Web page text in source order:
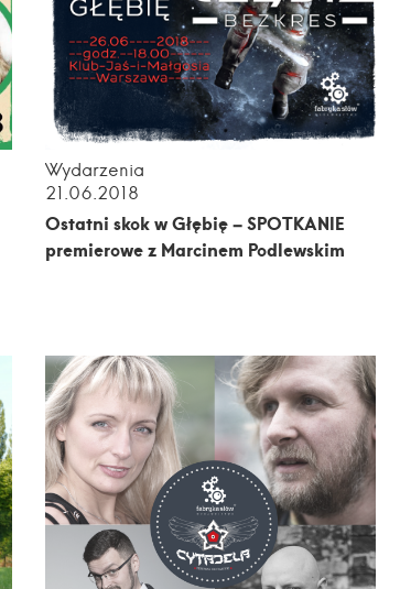
Wydarzenia
21.06.2018
Ostatni skok w Głębię – SPOTKANIE
premierowe z Marcinem Podlewskim